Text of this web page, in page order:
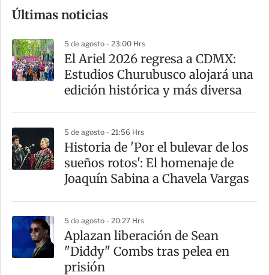
m
a
r
t
Últimas noticias
5 de agosto - 23:00 Hrs
El Ariel 2026 regresa a CDMX:
Estudios Churubusco alojará una
edición histórica y más diversa
5 de agosto - 21:56 Hrs
Historia de 'Por el bulevar de los
sueños rotos': El homenaje de
Joaquín Sabina a Chavela Vargas
5 de agosto - 20:27 Hrs
Aplazan liberación de Sean
"Diddy" Combs tras pelea en
prisión